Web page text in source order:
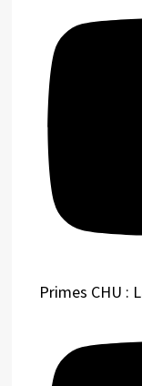
Primes CHU :